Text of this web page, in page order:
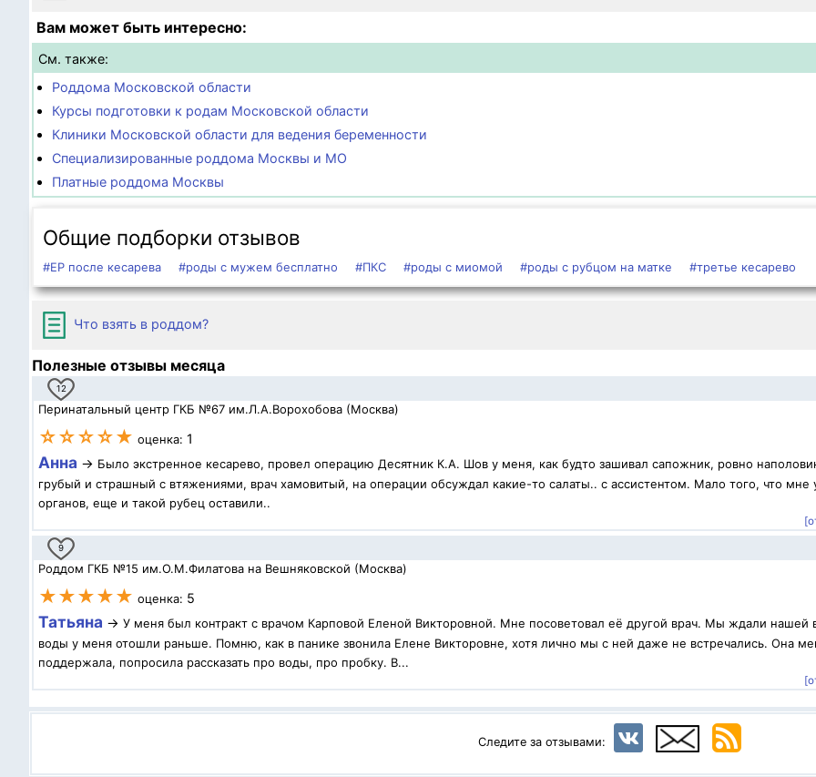
Вам может быть интересно:
См. также:
Роддома Московской области
Курсы подготовки к родам Московской области
Клиники Московской области для ведения беременности
Специализированные роддома Москвы и МО
Платные роддома Москвы
Общие подборки отзывов
#ЕР после кесарева #роды с мужем бесплатно #ПКС #роды с миомой #роды с рубцом на матке #третье кесарево
Что взять в роддом?
Полезные отзывы месяца
12
Перинатальный центр ГКБ №67 им.Л.А.Ворохобова (Москва)
☆☆☆☆★ оценка: 1
Анна → Было экстренное кесарево, провел операцию Десятник К.А. Шов у меня, как будто зашивал сапожник, ровно
грубый и страшный с втяжениями, врач хамовитый, на операции обсуждал какие-то салаты.. с ассистентом. Мало того, что мне
органов, еще и такой рубец оставили..
9
Роддом ГКБ №15 им.О.М.Филатова на Вешняковской (Москва)
★★★★★ оценка: 5
Татьяна → У меня был контракт с врачом Карповой Еленой Викторовной. Мне посоветовал её другой врач. Мы ждали нашей
воды у меня отошли раньше. Помню, как в панике звонила Елене Викторовне, хотя лично мы с ней даже не встречались. Она
поддержала, попросила рассказать про воды, про пробку. В...
Следите за отзывами: